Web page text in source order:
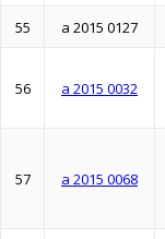
55 a 2015 0127
56 a 2015 0032
57 a 2015 0068